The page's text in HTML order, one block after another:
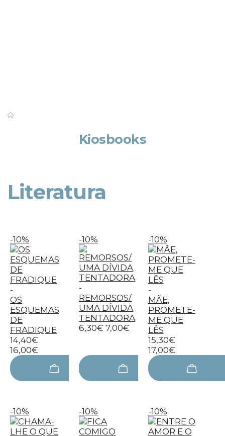
Kiosbooks
Literatura
-10%
-
OS
ESQUEMAS
DE
FRADIQUE
14,40€
16,00€
-10%
-
REMORSOS/
UMA DÍVIDA
TENTADORA
6,30€ 7,00€
-10%
-
MÃE,
PROMETE-
ME QUE
LÊS
15,30€
17,00€
-10% -10% -10%